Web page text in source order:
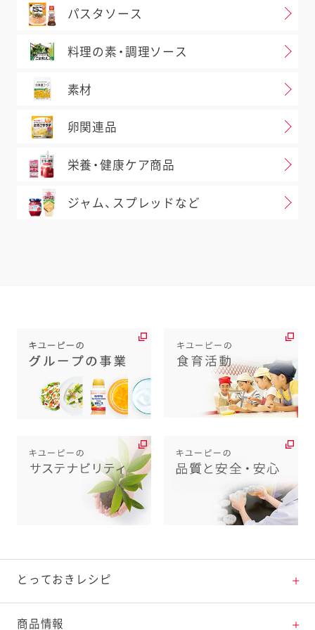
パスタソース
料理の素・調理ソース
素材
卵関連品
栄養・健康ケア商品
ジャム、スプレッドなど
とっておきレシピ
とっておきレシピトップ
商品情報